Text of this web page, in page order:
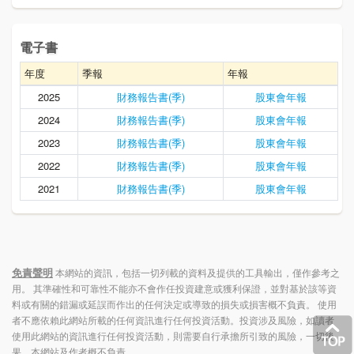
電子書
年度 季報
年報
2025
財務報告書(季)
股東會年報
2024
財務報告書(季)
股東會年報
2023
財務報告書(季)
股東會年報
2022
財務報告書(季)
股東會年報
2021
財務報告書(季) 股東會年報
免責聲明本網站的資訊，包括一切列載的資料及提供的工具輸出，僅作參考之
用。 其準確性和可靠性不能亦不會作任投資建意或獲利保證，並對基於該等資
料或有關的錯漏或延誤而作出的任何決定或導致的損失或損害概不負責。 使用
者不應依賴此網站所載的任何資訊進行任何投資活動。投資涉及風險，如讀者
使用此網站的資訊進行任何投資活動，則需要自行承擔所引致的風險，一切後
果，本網站及作者概不負責。